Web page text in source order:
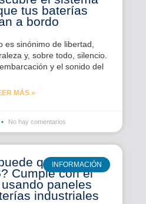
tus baterías
a bordo
es sinónimo de libertad,
y, sobre todo, silencio.
y el sonido del
MÁS »
No hay comentarios
INFORMACIÓN
quedarse sin
Cumple con el
paneles
industriales